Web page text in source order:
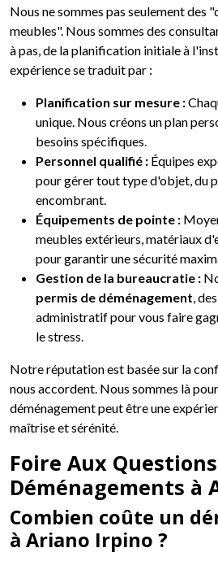
Nous ne sommes pas seulement des
meubles". Nous sommes des
à pas, de la planification initiale à
expérience se traduit par :
Planification sur mesure :
unique. Nous créons un plan
besoins spécifiques.
Personnel qualifié : Équipes
pour gérer tout type d'objet, du
encombrant.
Équipements de pointe :
meubles extérieurs, matériaux
pour garantir une sécurité
Gestion de la bureaucratie :
permis de déménagement,
administratif pour vous faire
le stress.
Notre réputation est basée sur la
nous accordent. Nous sommes là
déménagement peut être une
maîtrise et sérénité.
Foire Aux
Déménagements à
Combien coûte un
à Ariano Irpino ?